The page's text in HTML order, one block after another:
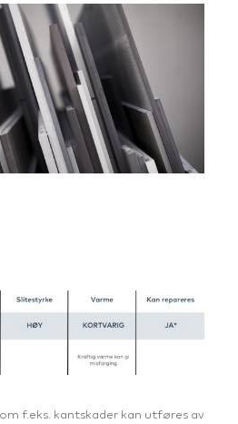
f.eks. kantskader kan utføres av